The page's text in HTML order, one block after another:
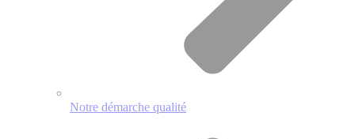
Notre démarche qualité